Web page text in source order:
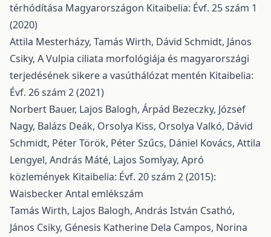
térhódítása Magyarországon Kitaibelia: Évf. 25 szám 1
(2020)
Attila Mesterházy, Tamás Wirth, Dávid Schmidt, János
Csiky, A Vulpia ciliata morfológiája és magyarországi
terjedésének sikere a vasúthálózat mentén Kitaibelia:
Évf. 26 szám 2 (2021)
Norbert Bauer, Lajos Balogh, Árpád Bezeczky, József
Nagy, Balázs Deák, Orsolya Kiss, Orsolya Valkó, Dávid
Schmidt, Péter Török, Péter Szűcs, Dániel Kovács, Attila
Lengyel, András Máté, Lajos Somlyay, Apró
közlemények Kitaibelia: Évf. 20 szám 2 (2015):
Waisbecker Antal emlékszám
Tamás Wirth, Lajos Balogh, András István Csathó,
János Csiky, Génesis Katherine Dela Campos, Norina